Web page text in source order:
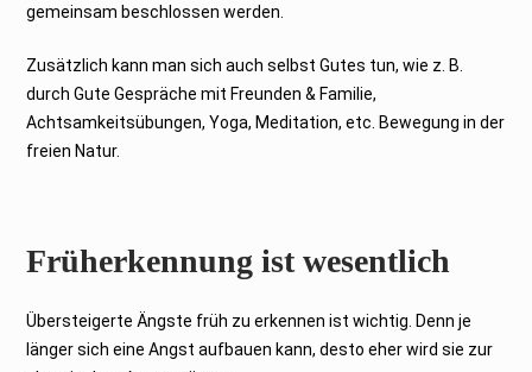
gemeinsam beschlossen werden.
Zusätzlich kann man sich auch selbst Gutes tun, wie z. B.
durch Gute Gespräche mit Freunden & Familie,
Achtsamkeitsübungen, Yoga, Meditation, etc. Bewegung in der
freien Natur.
Früherkennung ist wesentlich
Übersteigerte Ängste früh zu erkennen ist wichtig. Denn je
länger sich eine Angst aufbauen kann, desto eher wird sie zur